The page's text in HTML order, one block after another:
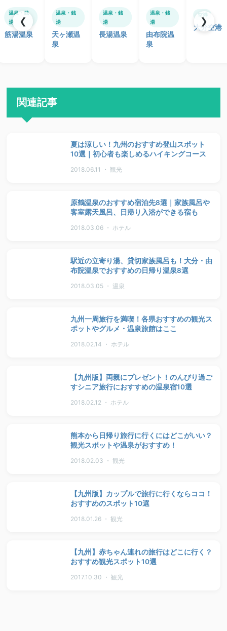
温泉・銭
湯
筋湯温泉
温泉・銭
湯
天ヶ瀬温
泉
温泉・銭
湯
長湯温泉
温泉・銭
湯
由布院温
泉
空港
大分空港
❮ ❯
関連記事
夏は涼しい！九州のおすすめ登山スポット
10選｜初心者も楽しめるハイキングコース
2018.06.11 ・ 観光
原鶴温泉のおすすめ宿泊先8選｜家族風呂や
客室露天風呂、日帰り入浴ができる宿も
2018.03.06 ・ ホテル
駅近の立寄り湯、貸切家族風呂も！大分・由
布院温泉でおすすめの日帰り温泉8選
2018.03.05 ・ 温泉
九州一周旅行を満喫！各県おすすめの観光ス
ポットやグルメ・温泉旅館はここ
2018.02.14 ・ ホテル
【九州版】両親にプレゼント！のんびり過ご
すシニア旅行におすすめの温泉宿10選
2018.02.12 ・ ホテル
熊本から日帰り旅行に行くにはどこがいい？
観光スポットや温泉がおすすめ！
2018.02.03 ・ 観光
【九州版】カップルで旅行に行くならココ！
おすすめのスポット10選
2018.01.26 ・ 観光
【九州】赤ちゃん連れの旅行はどこに行く？
おすすめ観光スポット10選
2017.10.30 ・ 観光